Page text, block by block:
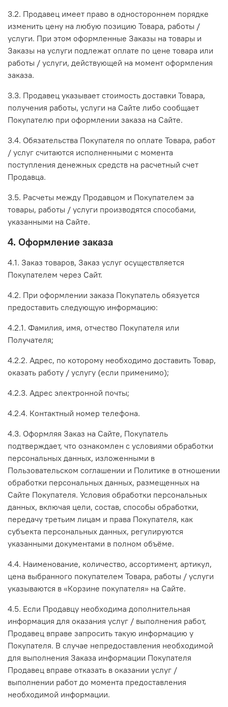
3.2. Продавец имеет право в одностороннем порядке
изменить цену на любую позицию Товара, работы /
услуги. При этом оформленные Заказы на товары и
Заказы на услуги подлежат оплате по цене товара или
работы / услуги, действующей на момент оформления
заказа.
3.3. Продавец указывает стоимость доставки Товара,
получения работы, услуги на Сайте либо сообщает
Покупателю при оформлении заказа на Сайте.
3.4. Обязательства Покупателя по оплате Товара, работ
/ услуг считаются исполненными с момента
поступления денежных средств на расчетный счет
Продавца.
3.5. Расчеты между Продавцом и Покупателем за
товары, работы / услуги производятся способами,
указанными на Сайте.
4. Оформление заказа
4.1. Заказ товаров, Заказ услуг осуществляется
Покупателем через Сайт.
4.2. При оформлении заказа Покупатель обязуется
предоставить следующую информацию:
4.2.1. Фамилия, имя, отчество Покупателя или
Получателя;
4.2.2. Адрес, по которому необходимо доставить Товар,
оказать работу / услугу (если применимо);
4.2.3. Адрес электронной почты;
4.2.4. Контактный номер телефона.
4.3. Оформляя Заказ на Сайте, Покупатель
подтверждает, что ознакомлен с условиями обработки
персональных данных, изложенными в
Пользовательском соглашении и Политике в отношении
обработки персональных данных, размещенных на
Сайте Покупателя. Условия обработки персональных
данных, включая цели, состав, способы обработки,
передачу третьим лицам и права Покупателя, как
субъекта персональных данных, регулируются
указанными документами в полном объёме.
4.4. Наименование, количество, ассортимент, артикул,
цена выбранного покупателем Товара, работы / услуги
указываются в «Корзине покупателя» на Сайте.
4.5. Если Продавцу необходима дополнительная
информация для оказания услуг / выполнения работ,
Продавец вправе запросить такую информацию у
Покупателя. В случае непредоставления необходимой
для выполнения Заказа информации Покупателя
Продавец вправе отказать в оказании услуг /
выполнении работ до момента предоставления
необходимой информации.